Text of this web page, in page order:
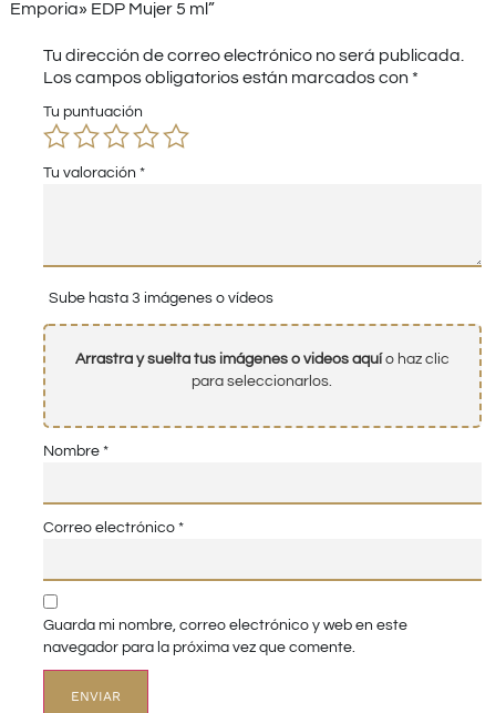
Emporia» EDP Mujer 5 ml”
Tu dirección de correo electrónico no será publicada.
Los campos obligatorios están marcados con *
Tu puntuación
Tu valoración *
Sube hasta 3 imágenes o vídeos
Arrastra y suelta tus imágenes o videos aquío haz clic
para seleccionarlos.
Nombre *
Correo electrónico *
Guarda mi nombre, correo electrónico y web en este
navegador para la próxima vez que comente.